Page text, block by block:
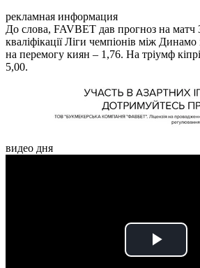
рекламная информация
До слова, FAVBET дав прогноз на матч
кваліфікації Ліги чемпіонів між
на перемогу киян – 1,76. На тріумф
5,00.
видео дня
Play